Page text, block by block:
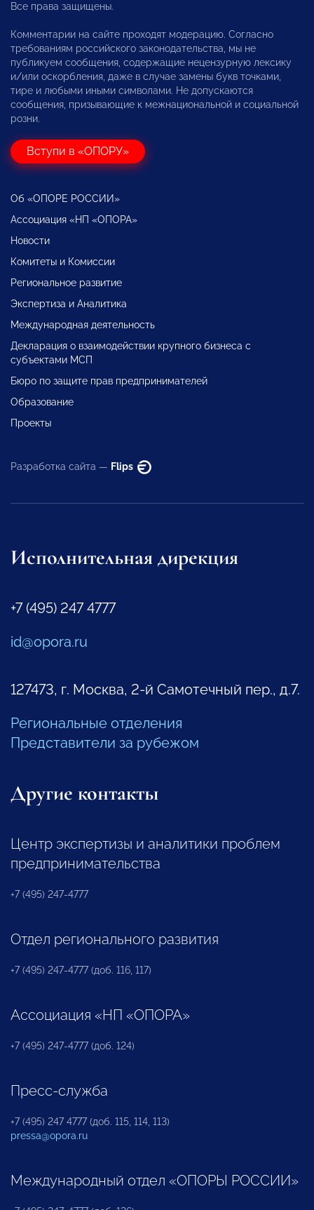
Все права защищены.
Комментарии на сайте проходят модерацию. Согласно
требованиям российского законодательства, мы не
публикуем сообщения, содержащие нецензурную лексику
и/или оскорбления, даже в случае замены букв точками,
тире и любыми иными символами. Не допускаются
сообщения, призывающие к межнациональной и социальной
розни.
Вступи в «ОПОРУ»
Об «ОПОРЕ РОССИИ»
Ассоциация «НП «ОПОРА»
Новости
Комитеты и Комиссии
Региональное развитие
Экспертиза и Аналитика
Международная деятельность
Декларация о взаимодействии крупного бизнеса с
субъектами МСП
Бюро по защите прав предпринимателей
Образование
Проекты
Разработка сайта — Flips
Исполнительная дирекция
+7 (495) 247 4777
id@opora.ru
127473, г. Москва, 2-й Самотечный пер., д.7.
Региональные отделения
Представители за рубежом
Другие контакты
Центр экспертизы и аналитики проблем
предпринимательства
+7 (495) 247-4777
Отдел регионального развития
+7 (495) 247-4777 (доб. 116, 117)
Ассоциация «НП «ОПОРА»
+7 (495) 247-4777 (доб. 124)
Пресс-служба
+7 (495) 247 4777 (доб. 115, 114, 113)
pressa@opora.ru
Международный отдел «ОПОРЫ РОССИИ»